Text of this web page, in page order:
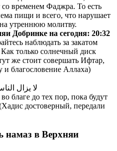
со временем Фаджра. То есть
пищи и всего, что нарушает
на утреннюю молитву.
Добринке на сегодня: 20:32
наблюдать за закатом
только солнечный диск
же стоит совершать Ифтар,
благословение Аллаха)
لا يزال
благе до тех пор, пока будут
достоверный, передали
намаз в Верхняи